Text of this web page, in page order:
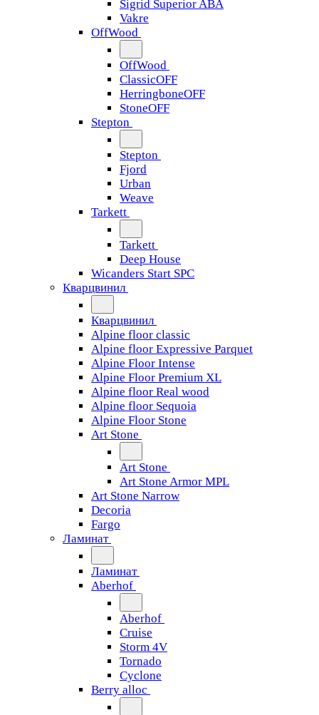
Sigrid Superior ABA
Vakre
OffWood
OffWood
ClassicOFF
HerringboneOFF
StoneOFF
Stepton
Stepton
Fjord
Urban
Weave
Tarkett
Tarkett
Deep House
Wicanders Start SPC
Кварцвинил
Кварцвинил
Alpine floor classic
Alpine floor Expressive Parquet
Alpine Floor Intense
Alpine Floor Premium XL
Alpine floor Real wood
Alpine floor Sequoia
Alpine Floor Stone
Art Stone
Art Stone
Art Stone Armor MPL
Art Stone Narrow
Decoria
Fargo
Ламинат
Ламинат
Aberhof
Aberhof
Cruise
Storm 4V
Tornado
Сyclone
Berry alloc